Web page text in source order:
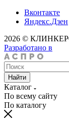
Вконтакте
Яндекс.Дзен
2026 © КЛИНКЕРС
Разработано в
Найти
Каталог
По всему сайту
По каталогу